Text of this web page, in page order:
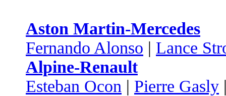
Aston Martin-Mercedes
Fernando Alonso | Lance
Alpine-Renault
Esteban Ocon | Pierre Gasly